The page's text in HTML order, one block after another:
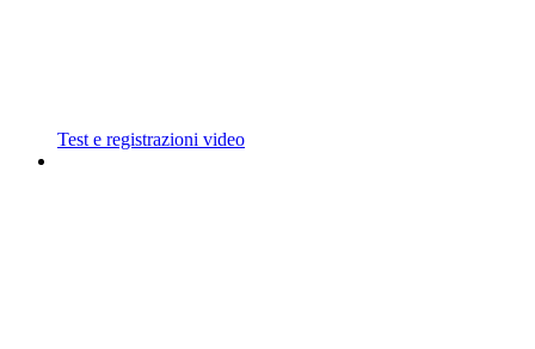
Test e registrazioni video